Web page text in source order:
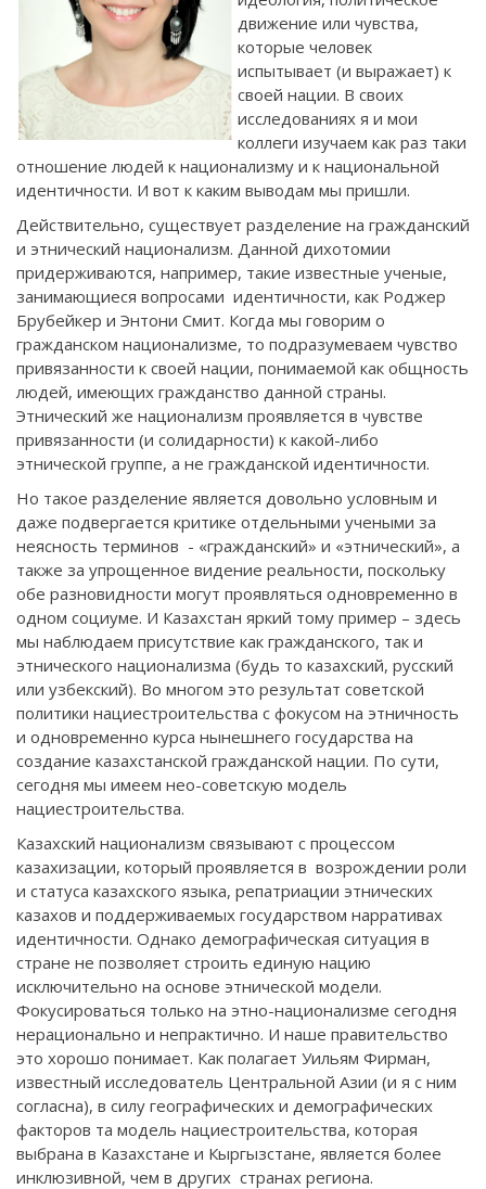
движение или чувства,
которые человек
испытывает (и выражает) к
своей нации. В своих
исследованиях я и мои
коллеги изучаем как раз таки
отношение людей к национализму и к национальной
идентичности. И вот к каким выводам мы пришли.
Действительно, существует разделение на гражданский
и этнический национализм. Данной дихотомии
придерживаются, например, такие известные ученые,
занимающиеся вопросами идентичности, как Роджер
Брубейкер и Энтони Смит. Когда мы говорим о
гражданском национализме, то подразумеваем чувство
привязанности к своей нации, понимаемой как общность
людей, имеющих гражданство данной страны.
Этнический же национализм проявляется в чувстве
привязанности (и солидарности) к какой-либо
этнической группе, а не гражданской идентичности.
Но такое разделение является довольно условным и
даже подвергается критике отдельными учеными за
неясность терминов - «гражданский» и «этнический», а
также за упрощенное видение реальности, поскольку
обе разновидности могут проявляться одновременно в
одном социуме. И Казахстан яркий тому пример – здесь
мы наблюдаем присутствие как гражданского, так и
этнического национализма (будь то казахский, русский
или узбекский). Во многом это результат советской
политики нациестроительства с фокусом на этничность
и одновременно курса нынешнего государства на
создание казахстанской гражданской нации. По сути,
сегодня мы имеем нео-советскую модель
нациестроительства.
Казахский национализм связывают с процессом
казахизации, который проявляется в возрождении роли
и статуса казахского языка, репатриации этнических
казахов и поддерживаемых государством нарративах
идентичности. Однако демографическая ситуация в
стране не позволяет строить единую нацию
исключительно на основе этнической модели.
Фокусироваться только на этно-национализме сегодня
нерационально и непрактично. И наше правительство
это хорошо понимает. Как полагает Уильям Фирман,
известный исследователь Центральной Азии (и я с ним
согласна), в силу географических и демографических
факторов та модель нациестроительства, которая
выбрана в Казахстане и Кыргызстане, является более
инклюзивной, чем в других странах региона.